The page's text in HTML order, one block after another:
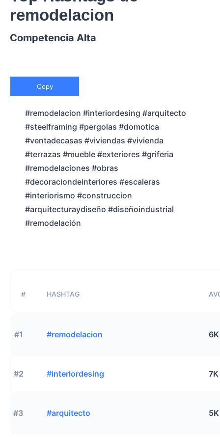
remodelacion
Competencia Alta
Copy
#remodelacion #interiordesing #arquitecto
#steelframing #pergolas #domotica
#ventadecasas #viviendas #vivienda
#terrazas #mueble #exteriores #griferia
#remodelaciones #obras
#decoraciondeinteriores #escaleras
#interiorismo #construccion
#arquitecturaydiseño #diseñoindustrial
#remodelación
# HASHTAG
#1 #remodelacion 6K
#2 #interiordesing 7K
#3 #arquitecto 5K